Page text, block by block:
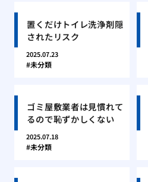
置くだけトイレ洗浄剤隠
されたリスク
2025.07.23
未分類
ゴミ屋敷業者は見慣れて
るので恥ずかしくない
2025.07.18
未分類